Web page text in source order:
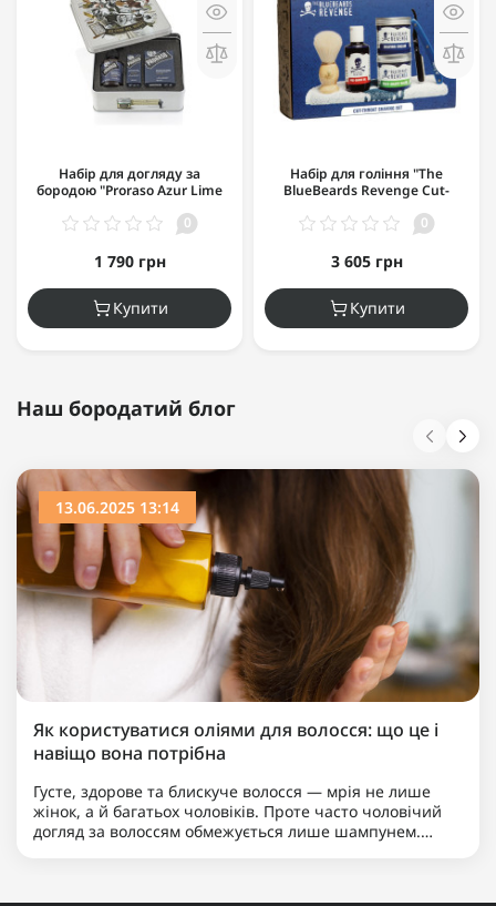
Набір для догляду за
бородою "Proraso Azur Lime
0
1 790 грн
Купити
Набір для гоління "The
BlueBeards Revenge Cut-
0
3 605 грн
Купити
Наш бородатий блог
13.06.2025 13:14
Як користуватися оліями для волосся: що це і
навіщо вона потрібна
Густе, здорове та блискуче волосся — мрія не лише
жінок, а й багатьох чоловіків. Проте часто чоловічий
догляд за волоссям обмежується лише шампунем.